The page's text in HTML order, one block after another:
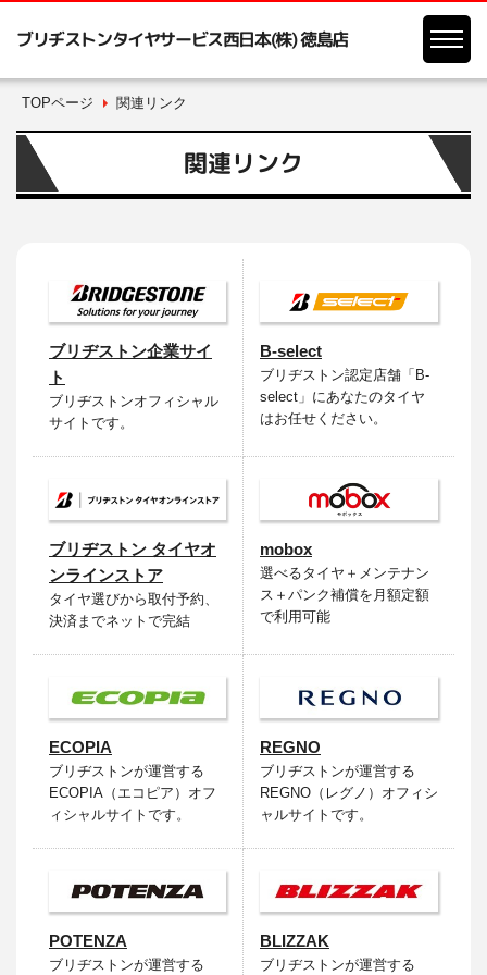
ブリヂストンタイヤサービス西日本(株) 徳島店
TOPページ 関連リンク
関連リンク
ブリヂストン企業サイ
ト
ブリヂストンオフィシャル
サイトです。
B-select
ブリヂストン認定店舗「B-
select」にあなたのタイヤ
はお任せください。
ブリヂストン タイヤオ
ンラインストア
タイヤ選びから取付予約、
決済までネットで完結
mobox
選べるタイヤ＋メンテナン
ス＋パンク補償を月額定額
で利用可能
ECOPIA
ブリヂストンが運営する
ECOPIA（エコピア）オフ
ィシャルサイトです。
REGNO
ブリヂストンが運営する
REGNO（レグノ）オフィシ
ャルサイトです。
POTENZA
ブリヂストンが運営する
BLIZZAK
ブリヂストンが運営する